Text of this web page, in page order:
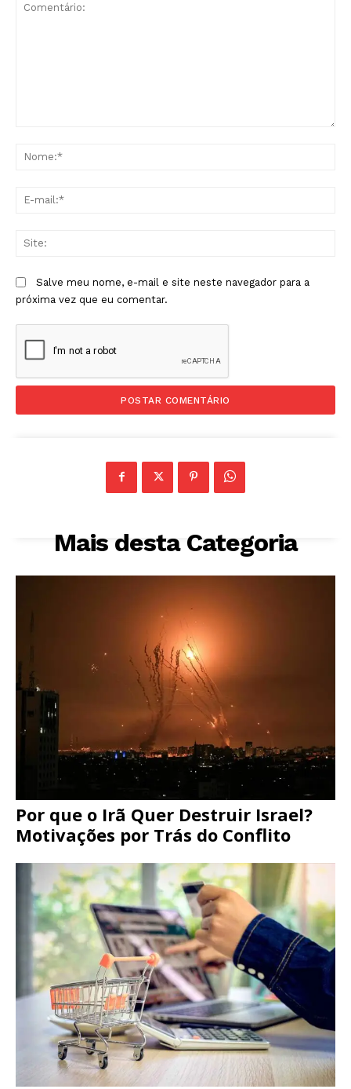
Salve meu nome, e-mail e site neste navegador para a
próxima vez que eu comentar.
Mais desta Categoria
Por que o Irã Quer Destruir Israel?
Motivações por Trás do Conflito